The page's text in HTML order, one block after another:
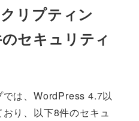
リプティン
のセキュリティ
は、WordPress 4.7以
り、以下8件のセキュ